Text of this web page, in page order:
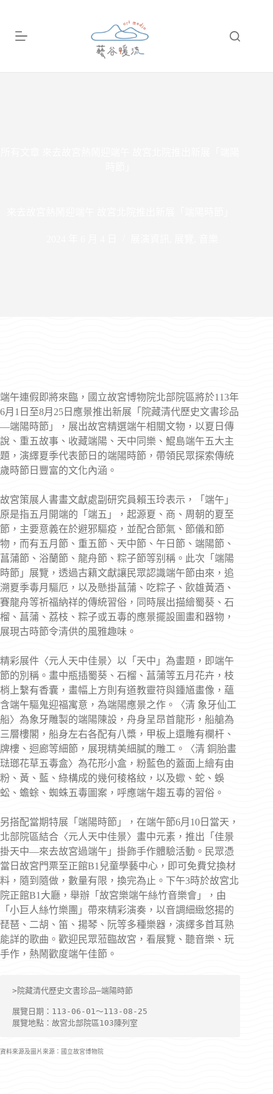
端午連假即將來臨，國立故宮博物院北部院區將於113年
6月1日至8月25日應景推出新展「院藏清代歷史文書珍品
—端陽時節」，展出故宮精選端午相關文物，以夏日傳
說、重五故事、收藏端陽、天中同樂、鯤島端午五大主
題，演繹夏季代表節日的端陽時節，帶領民眾探索傳統
歲時節日豐富的文化內涵。
故宮策展人書畫文獻處副研究員賴玉玲表示，「端午」
原是指五月開端的「端五」，起源夏、商、周朝的夏至
節，主要意義在於避邪驅疫，並配合節氣、節儀和節
物，而有五月節、重五節、天中節、午日節、端陽節、
菖蒲節、浴蘭節、龍舟節、粽子節等别稱。此次「端陽
時節」展覽，透過古籍文獻讓民眾認識端午節由來，追
溯夏季毒月驅厄，以及懸掛菖蒲、吃粽子、飲雄黃酒、
賽龍舟等祈福納祥的傳統習俗，同時展出描繪蜀葵、石
榴、菖蒲、荔枝、粽子或五毒的應景擺設圖畫和器物，
展現古時節令清供的風雅趣味。
精彩展件〈元人天中佳景〉以「天中」為畫題，即端午
節的別稱。畫中瓶插蜀葵、石榴、菖蒲等五月花卉，枝
梢上繫有香囊，畫幅上方則有道教靈符與鍾馗畫像，蘊
含端午驅鬼迎福寓意，為端陽應景之作。〈清 象牙仙工
船〉為象牙雕製的端陽陳設，舟身呈昂首龍形，船艙為
三層樓閣，船身左右各配有八槳，甲板上還雕有欄杆、
牌樓、迴廊等細節，展現精美細膩的雕工。〈清 銅胎畫
琺瑯花草五毒盒〉為花形小盒，粉藍色的蓋面上繪有由
粉、黃、藍、綠構成的幾何稜格紋，以及蠍、蛇、蜈
蚣、蟾蜍、蜘蛛五毒圖案，呼應端午趨五毒的習俗。
另搭配當期特展「端陽時節」，在端午節6月10日當天，
北部院區結合〈元人天中佳景〉畫中元素，推出「佳景
掛天中—來去故宮過端午」掛飾手作體驗活動。民眾憑
當日故宮門票至正館B1兒童學藝中心，即可免費兌換材
料，隨到隨做，數量有限，換完為止。下午3時於故宮北
院正館B1大廳，舉辦「故宮樂端午絲竹音樂會」，由
「小巨人絲竹樂團」帶來精彩演奏，以音調細緻悠揚的
琵琶、二胡、笛、揚琴、阮等多種樂器，演繹多首耳熟
能詳的歌曲。歡迎民眾蒞臨故宮，看展覽、聽音樂、玩
手作，熱鬧歡度端午佳節。
>院藏清代歷史文書珍品—端陽時節
展覽日期：113-06-01〜113-08-25
展覽地點：故宮北部院區103陳列室
資料來源及圖片來源：國立故宮博物院